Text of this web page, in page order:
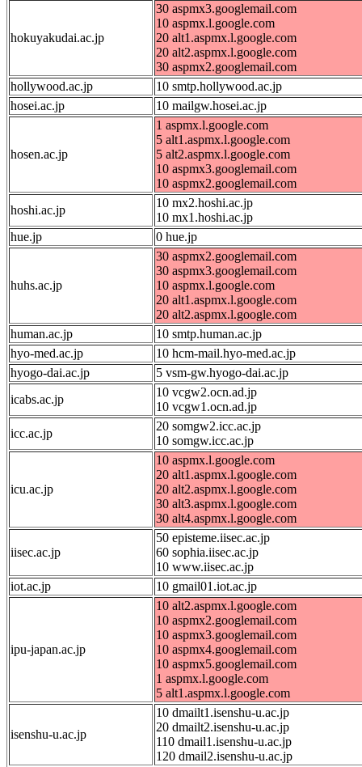
hokuyakudai.ac.jp
30 aspmx3.googlemail.com
10 aspmx.l.google.com
20 alt1.aspmx.l.google.com
20 alt2.aspmx.l.google.com
30 aspmx2.googlemail.com
hollywood.ac.jp
10 smtp.hollywood.ac.jp
hosei.ac.jp
10 mailgw.hosei.ac.jp
hosen.ac.jp
1 aspmx.l.google.com
5 alt1.aspmx.l.google.com
5 alt2.aspmx.l.google.com
10 aspmx3.googlemail.com
10 aspmx2.googlemail.com
hoshi.ac.jp
10 mx2.hoshi.ac.jp
10 mx1.hoshi.ac.jp
hue.jp
0 hue.jp
huhs.ac.jp
30 aspmx2.googlemail.com
30 aspmx3.googlemail.com
10 aspmx.l.google.com
20 alt1.aspmx.l.google.com
20 alt2.aspmx.l.google.com
human.ac.jp
10 smtp.human.ac.jp
hyo-med.ac.jp
10 hcm-mail.hyo-med.ac.jp
hyogo-dai.ac.jp
5 vsm-gw.hyogo-dai.ac.jp
icabs.ac.jp
10 vcgw2.ocn.ad.jp
10 vcgw1.ocn.ad.jp
icc.ac.jp
20 somgw2.icc.ac.jp
10 somgw.icc.ac.jp
icu.ac.jp
10 aspmx.l.google.com
20 alt1.aspmx.l.google.com
20 alt2.aspmx.l.google.com
30 alt3.aspmx.l.google.com
30 alt4.aspmx.l.google.com
iisec.ac.jp
50 episteme.iisec.ac.jp
60 sophia.iisec.ac.jp
10 www.iisec.ac.jp
iot.ac.jp
10 gmail01.iot.ac.jp
ipu-japan.ac.jp
10 alt2.aspmx.l.google.com
10 aspmx2.googlemail.com
10 aspmx3.googlemail.com
10 aspmx4.googlemail.com
10 aspmx5.googlemail.com
1 aspmx.l.google.com
5 alt1.aspmx.l.google.com
isenshu-u.ac.jp
10 dmailt1.isenshu-u.ac.jp
20 dmailt2.isenshu-u.ac.jp
110 dmail1.isenshu-u.ac.jp
120 dmail2.isenshu-u.ac.jp